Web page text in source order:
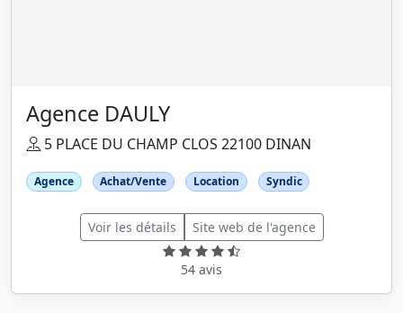
Agence DAULY
5 PLACE DU CHAMP CLOS 22100 DINAN
Agence Achat/Vente Location Syndic
Voir les détails Site web de l'agence
54 avis